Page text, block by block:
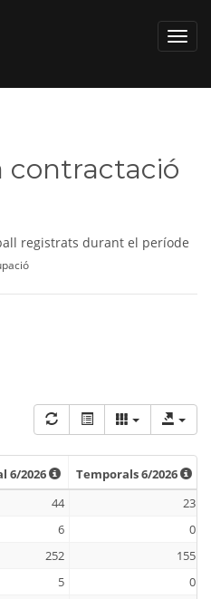
contractació
registrats durant el període
6/2026 Temporals 6/2026
6/2026 Temporals 6/2026
44
23
6
0
252
155
5
0